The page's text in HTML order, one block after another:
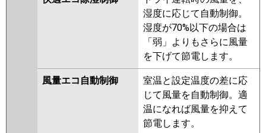
ERMP80EER PLZ-ERMP80ER
RCI-GP80RHN5
RCI-GP80RSH11
RCI-GP80RHN4 RCI-GP80RSH9
RCI-GP80RHN3 RCI-GP80RSH8
RCI-GP80RHN2 RCI-GP80RSH7
RCI-GP80RHN1 RCI-GP80RSH6
RCI-GP80RSH5 RCI-GP80RHN
RCI-GP80RSH4 RCI-AP80HN9
湿度に応じて自動制御。
湿度が70%以下の場合は
「弱」よりもさらに風量
を下げて節電します。
風量エコ自動制御
室温と設定温度の差に応
じて風量を自動制御。適
温になれば風量を抑えて
節電します。